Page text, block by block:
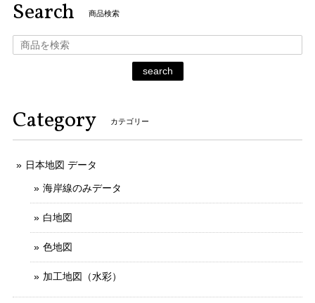
Search 商品検索
search
Category カテゴリー
日本地図 データ
海岸線のみデータ
白地図
色地図
加工地図（水彩）